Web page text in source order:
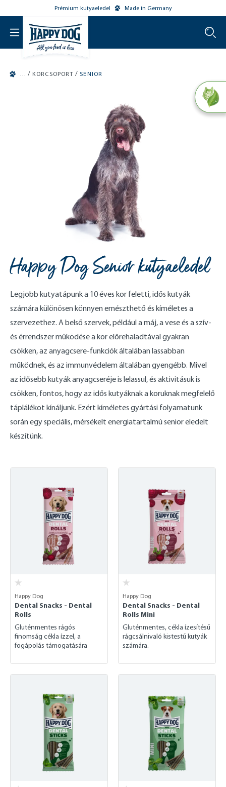
Prémium kutyaeledel Made in Germany
/ KORCSOPORT / SENIOR
Happy Dog Senior kutyaeledel
Legjobb kutyatápunk a 10 éves kor feletti, idős kutyák
számára különösen könnyen emészthető és kíméletes a
szervezethez. A belső szervek, például a máj, a vese és a szív-
és érrendszer működése a kor előrehaladtával gyakran
csökken, az anyagcsere-funkciók általában lassabban
működnek, és az immunvédelem általában gyengébb. Mivel
az idősebb kutyák anyagcseréje is lelassul, és aktivitásuk is
csökken, fontos, hogy az idős kutyáknak a koruknak megfelelő
táplálékot kínáljunk. Ezért kíméletes gyártási folyamatunk
során egy speciális, mérsékelt energiatartalmú senior eledelt
készítünk.
Happy Dog
Dental Snacks - Dental
Rolls
Gluténmentes rágós
finomság cékla ízzel, a
fogápolás támogatására
Happy Dog
Dental Snacks - Dental
Rolls Mini
Gluténmentes, cékla ízesítésű
rágcsálnivaló kistestű kutyák
számára.